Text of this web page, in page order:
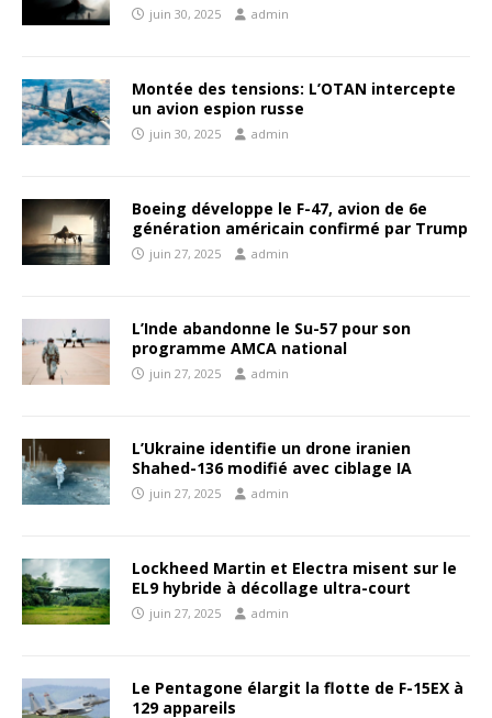
juin 30, 2025 admin
Montée des tensions: L’OTAN intercepte
un avion espion russe
juin 30, 2025 admin
Boeing développe le F-47, avion de 6e
génération américain confirmé par Trump
juin 27, 2025 admin
L’Inde abandonne le Su-57 pour son
programme AMCA national
juin 27, 2025 admin
L’Ukraine identifie un drone iranien
Shahed-136 modifié avec ciblage IA
juin 27, 2025 admin
Lockheed Martin et Electra misent sur le
EL9 hybride à décollage ultra-court
juin 27, 2025 admin
Le Pentagone élargit la flotte de F-15EX à
129 appareils